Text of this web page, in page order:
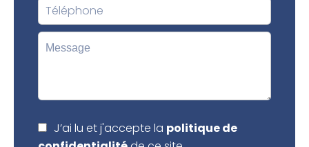
J’ai lu et j'accepte la politique de